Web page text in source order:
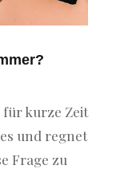
für kurze Zeit
und regnet
Frage zu